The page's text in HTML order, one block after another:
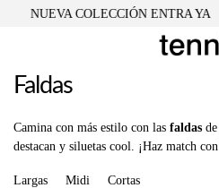
NUEVA COLECCIÓN ENTRA YA
Faldas
Camina con más estilo con las faldas
destacan y siluetas cool. ¡Haz match
Largas Midi Cortas